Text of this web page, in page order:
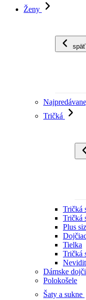
Ženy
späť
Tričká
Tričká
Tričká
Plus
Tielka
Tričká
Dámske
Polokošele
Šaty a sukne